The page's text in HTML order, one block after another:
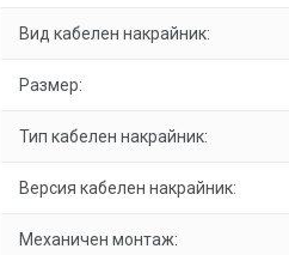
Вид кабелен накрайник:
Размер:
Тип кабелен накрайник:
Версия кабелен накрайник:
Механичен монтаж: